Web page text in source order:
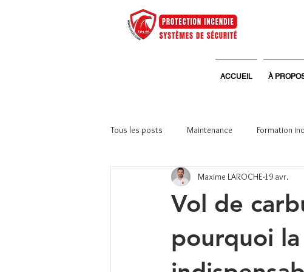
ACCUEIL À
Tous les posts Maintenance Formation
Systèmes de sécurité Vie d'entreprise
Vol de
pourquoi
Maxime LAROCHE 19 avr.